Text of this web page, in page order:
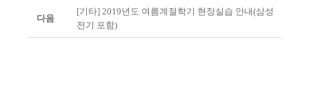
다음
[기타] 2019년도 여름계절학기 현장실습 안내(삼성
전기 포함)